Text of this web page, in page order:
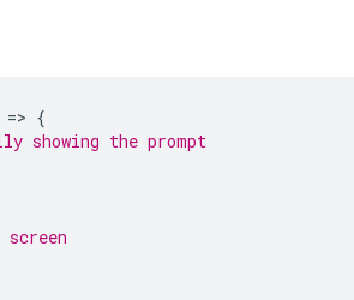
=> {
showing the prompt